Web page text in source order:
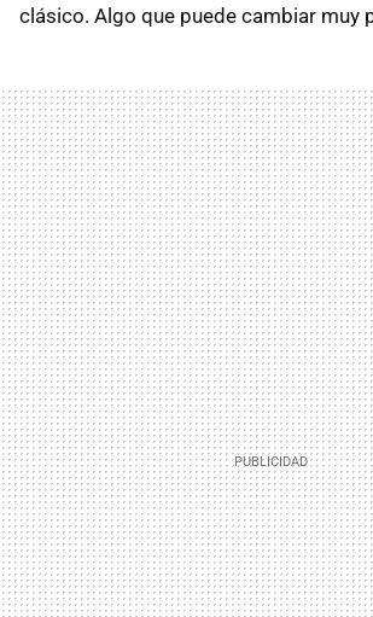
clásico. Algo que puede cambiar muy